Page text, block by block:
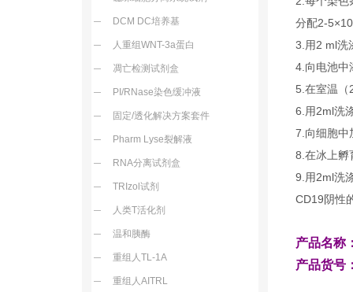
DCM DC培养基
人重组WNT-3a蛋白
凋亡检测试剂盒
PI/RNase染色缓冲液
固定/透化解决方案套件
Pharm Lyse裂解液
RNA分离试剂盒
TRIzol试剂
人类T活化剂
温和胰酶
重组人TL-1A
重组人AITRL
分配2-
3.用2 ml洗
4.向电池中
5.在室温（
6.用2ml洗
7.向细胞中
8.在冰上孵
9.用2ml洗
CD19阴性
产品名称
产品货号